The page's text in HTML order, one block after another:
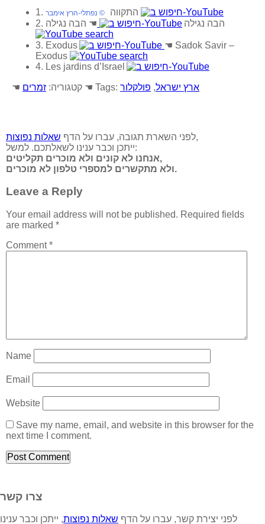
1. התקווה © נפתלי-הרץ אימבר
2. הבה נגילה ☚ הבה נגילה
3. Exodus ☚ Sadok Savir –
Exodus
4. Les jardins d’Israel
☚ קטגוריה: זמרים ☚ Tags: ארץ ישראל, פולקלור
לפני השארת תגובה, עברו על הדף שאלות נפוצות
,
ייתכן וכבר ענינו לשאלתכם. למשל:
אנחנו לא קונים ולא מוכרים תקליטים,
ולא מתקשרים למספרי טלפון לא מוכרים.
Leave a Reply
Your email address will not be published. Required fields
are marked *
Comment*
Name
Email
Website
Save my name, email, and website in this browser for the
next time I comment.
צרו קשר
לפני יצירת קשר, עברו על הדף שאלות נפוצות, ייתכן וכבר ענינו